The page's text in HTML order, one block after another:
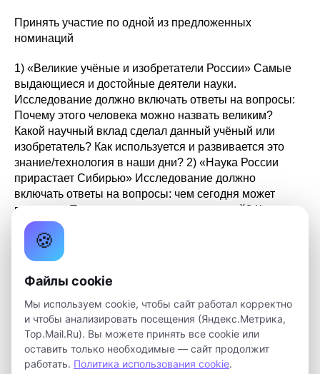
Принять участие по одной из предложенных
номинаций
1) «Великие учёные и изобретатели России» Самые
выдающиеся и достойные деятели науки.
Исследование должно включать ответы на вопросы:
Почему этого человека можно назвать великим?
Какой научный вклад сделал данный учёный или
изобретатель? Как используется и развивается это
знание/технология в наши дни? 2) «Наука России
прирастает Сибирью» Исследование должно
включать ответы на вопросы: чем сегодня может
гордиться Томск в плане научных открытий? Какие
важные научные прорывы были сделаны сибирскими
учёными и научными коллективами за 150 лет
томской науки? 3) «Невероятно, но факт!»
выявить самое оригинальное, невероятное научное
открытие или инновационное изобретение, сделанное
в России. Исследование должно включать ответы на
вопросы: Кто и когда создал/открыл технологию/
знание/изобретение? Какую проблему оно призвано
решить? В чём его уникальность и какое значение для
🍪
Файлы cookie
Мы используем cookie, чтобы сайт работал корректно
и чтобы анализировать посещения (Яндекс.Метрика,
Top.Mail.Ru). Вы можете принять все cookie или
оставить только необходимые — сайт продолжит
работать. Политика использования cookie.